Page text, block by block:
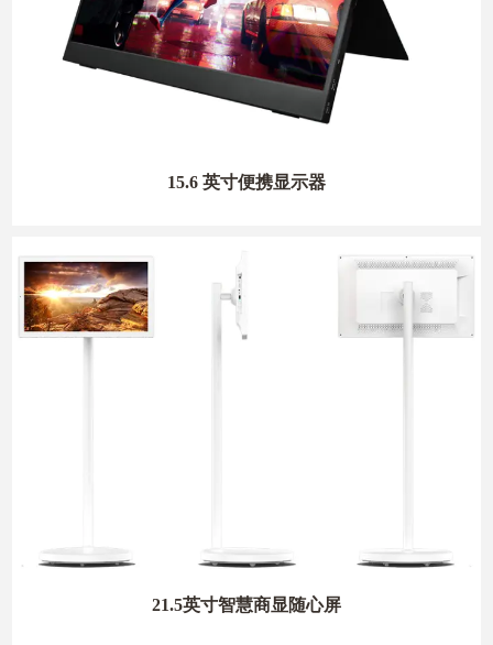
15.6 英寸便携显示器
21.5英寸智慧商显随心屏